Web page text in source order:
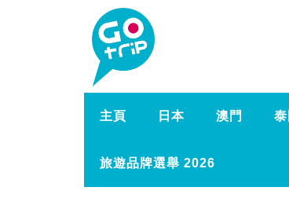
主頁 日本 澳門 泰
旅遊品牌選舉 2026